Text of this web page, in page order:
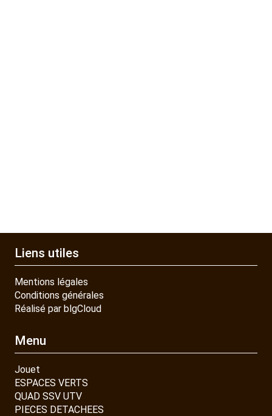
Liens utiles
Mentions légales
Conditions générales
Réalisé par blgCloud
Menu
Jouet
ESPACES VERTS
QUAD SSV UTV
PIECES DETACHEES